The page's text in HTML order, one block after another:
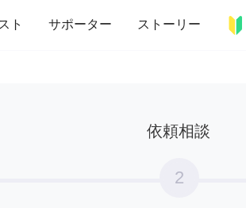
ト サポーター ストーリー
インテリア 趣味・習い事 ペット
依頼相談
2